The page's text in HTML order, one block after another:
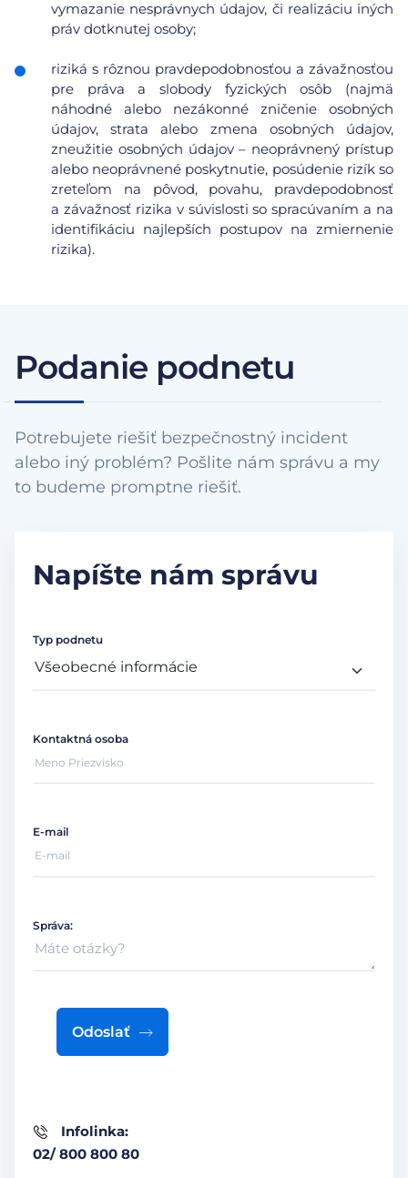
vymazanie nesprávnych údajov, či realizáciu iných
práv dotknutej osoby;
riziká s rôznou pravdepodobnosťou a závažnosťou
pre práva a slobody fyzických osôb (najmä
náhodné alebo nezákonné zničenie osobných
údajov, strata alebo zmena osobných údajov,
zneužitie osobných údajov – neoprávnený prístup
alebo neoprávnené poskytnutie, posúdenie rizík so
zreteľom na pôvod, povahu, pravdepodobnosť
a závažnosť rizika v súvislosti so spracúvaním a na
identifikáciu najlepších postupov na zmiernenie
rizika).
Podanie podnetu
Potrebujete riešiť bezpečnostný incident
alebo iný problém? Pošlite nám správu a my
to budeme promptne riešiť.
Napíšte nám správu
Infolinka:
02/ 800 800 80
Typ podnetu
Kontaktná osoba
E-mail
Správa:
Odoslať